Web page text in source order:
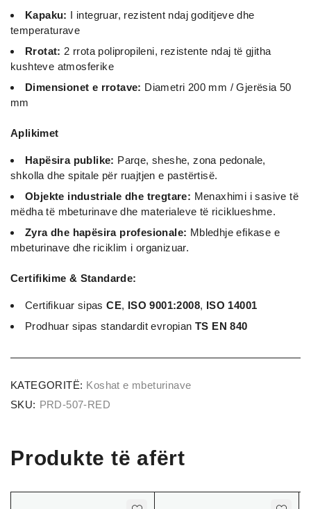
Kapaku: I integruar, rezistent ndaj goditjeve dhe
temperaturave
Rrotat: 2 rrota polipropileni, rezistente ndaj të gjitha
kushteve atmosferike
Dimensionet e rrotave: Diametri 200 mm / Gjerësia 50
mm
Aplikimet
Hapësira publike: Parqe, sheshe, zona pedonale,
shkolla dhe spitale për ruajtjen e pastërtisë.
Objekte industriale dhe tregtare: Menaxhimi i sasive të
mëdha të mbeturinave dhe materialeve të riciklueshme.
Zyra dhe hapësira profesionale: Mbledhje efikase e
mbeturinave dhe riciklim i organizuar.
Certifikime & Standarde:
Certifikuar sipasCE, ISO 9001:2008, ISO 14001
Prodhuar sipas standardit evropian TS EN 840
KATEGORITË: Koshat e mbeturinave
SKU: PRD-507-RED
Produkte të afërt